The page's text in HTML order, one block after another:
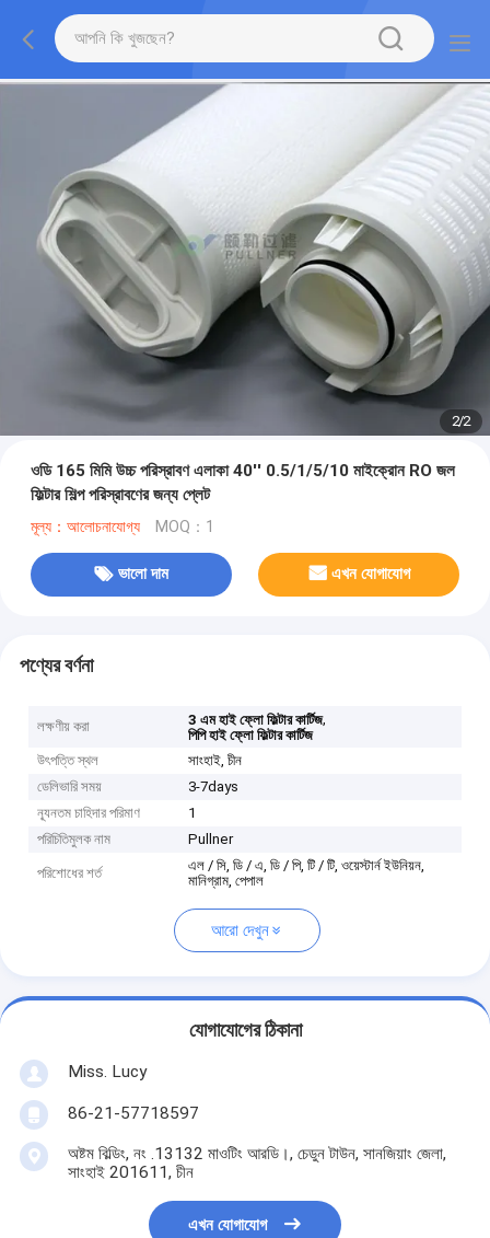
2/2
ওডি 165 মিমি উচ্চ পরিস্রাবণ এলাকা 40'' 0.5/1/5/10 মাইক্রোন RO জল
ফিল্টার শিল্প পরিস্রাবণের জন্য প্লেট
মূল্য：আলোচনাযোগ্য MOQ：1
ভালো দাম এখন যোগাযোগ
পণ্যের বর্ণনা
লক্ষণীয় করা 3 এম হাই ফ্লো ফিল্টার কার্টিজ,
পিপি হাই ফ্লো ফিল্টার কার্টিজ
উৎপত্তি স্থল
সাংহাই, চীন
ডেলিভারি সময়
3-7days
ন্যূনতম চাহিদার পরিমাণ
1
পরিচিতিমুলক নাম
Pullner
পরিশোধের শর্ত
এল / সি, ডি / এ, ডি / পি, টি / টি, ওয়েস্টার্ন ইউনিয়ন,
মানিগ্রাম, পেপাল
আরো দেখুন
যোগাযোগের ঠিকানা
Miss. Lucy
86-21-57718597
অষ্টম বিল্ডিং, নং .13132 মাওটিং আরডি।, চেডুন টাউন, সানজিয়াং জেলা,
সাংহাই 201611, চীন
এখন যোগাযোগ